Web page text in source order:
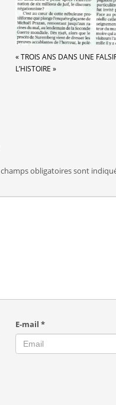
« TROIS ANS DANS UNE
L’HISTOIRE »
champs obligatoires sont
E-mail*